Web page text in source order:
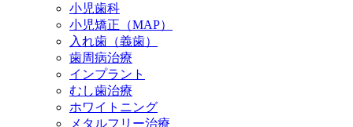
小児歯科
小児矯正（MAP）
入れ歯（義歯）
歯周病治療
インプラント
むし歯治療
ホワイトニング
メタルフリー治療